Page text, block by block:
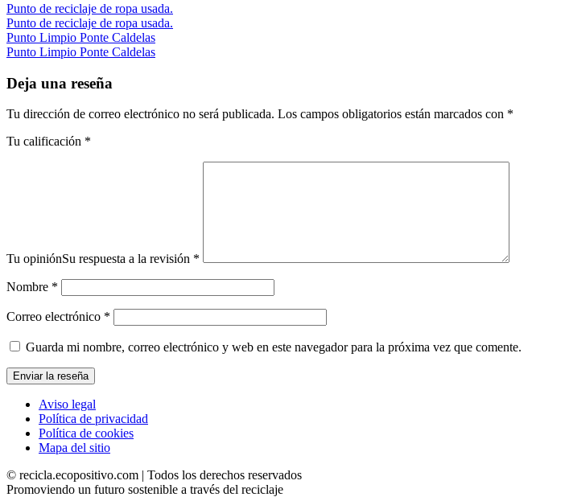
Punto de reciclaje de ropa usada.
Punto de reciclaje de ropa usada.
Punto Limpio Ponte Caldelas
Punto Limpio Ponte Caldelas
Deja una reseña
Tu dirección de correo electrónico no será publicada. Los campos obligatorios están marcados con *
Tu calificación *
Tu opiniónSu respuesta a la revisión *
Nombre *
Correo electrónico *
Guarda mi nombre, correo electrónico y web en este navegador para la próxima vez que comente.
Aviso legal
Política de privacidad
Política de cookies
Mapa del sitio
© recicla.ecopositivo.com | Todos los derechos reservados
Promoviendo un futuro sostenible a través del reciclaje